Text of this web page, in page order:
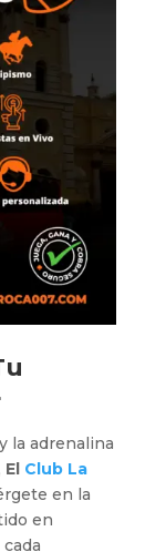
la adrenalina
El Club La
en la
en